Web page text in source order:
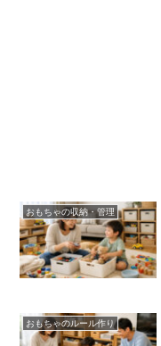
おもちゃの収納・管理
おもちゃのルール作り